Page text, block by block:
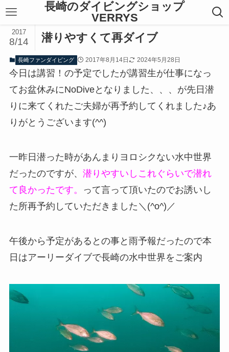
長崎のダイビングショップ
VERRYS
潜りやすくて再ダイブ
2017
8/14
長崎ファンダイビング 2017年8月14日 2024年5月28日
今日は講習！の予定でしたが講習生が仕事になっ
てお盆休みにNoDiveとなりました、、、が先日潜
りに来てくれたご夫婦が再予約してくれました♪あ
りがとうございます(^^)
一昨日潜った時があんまりヨロシクない水中世界
だったのですが、 潜りやすいしこれぐらいで潜れ
て良かったです。
って言って頂いたのでお誘いし
た所再予約していただきました＼(^o^)／
午後から予定があるとの事と雨予報だったので本
日はアーリーダイブで長崎の水中世界をご案内